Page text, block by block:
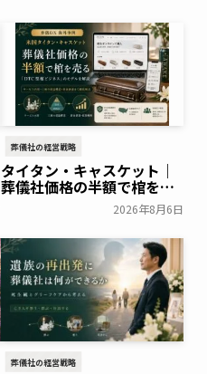
葬儀社の経営戦略
タイタン・キャスケット｜
葬儀社価格の半額で棺を売
る「DTC型棺ビジネス」の
2026年8月6日
葬儀社の経営戦略